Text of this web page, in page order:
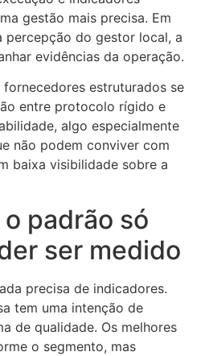
gestão mais precisa. Em
percepção do gestor local, a
evidências da operação.
estruturados se
entre protocolo rígido e
algo especialmente
não podem conviver com
baixa visibilidade sobre a
padrão só
ser medido
precisa de indicadores.
tem uma intenção de
de qualidade. Os melhores
o segmento, mas